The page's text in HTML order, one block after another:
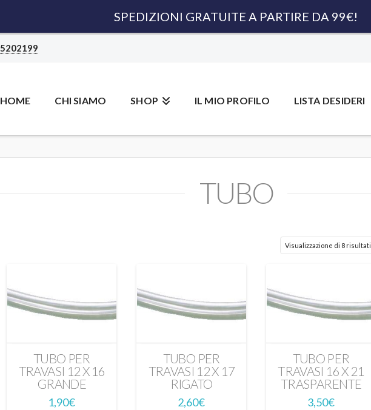
SPEDIZIONI GRATUITE A PARTIRE DA 99€!
HOME CHI SIAMO SHOP IL MIO PROFILO LISTA DESIDERI
TUBO
Visualizzazione di 8 risultati
TUBO PER
TRAVASI 12 X 16
GRANDE
1,90€
TUBO PER
TRAVASI 12 X 17
RIGATO
2,60€
TUBO PER
TRAVASI 16 X 21
TRASPARENTE
3,50€